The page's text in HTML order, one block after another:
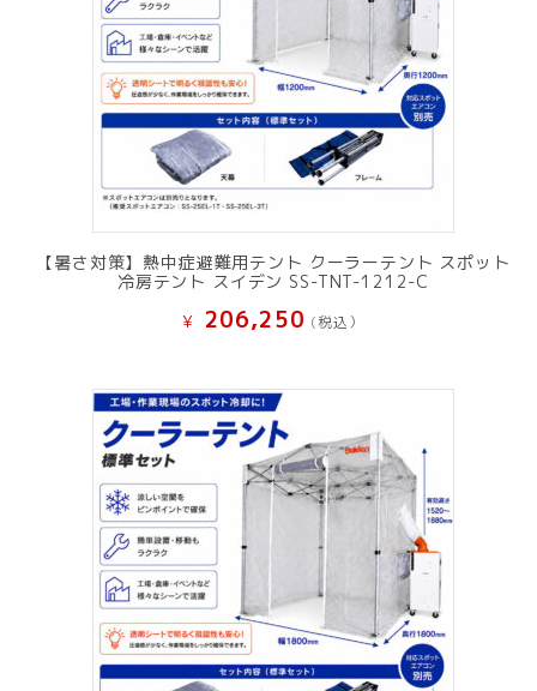
【暑さ対策】熱中症避難用テント クーラーテント スポット
冷房テント スイデン SS-TNT-1212-C
¥ 206,250 (税込）